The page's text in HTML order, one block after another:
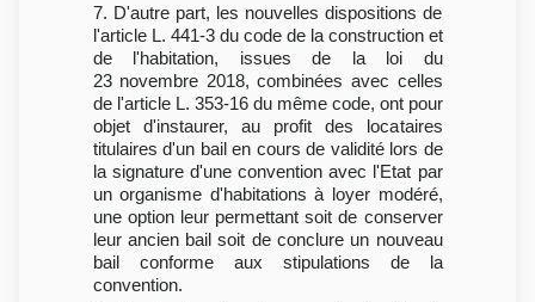
7. D'autre part, les nouvelles dispositions de
l'article L. 441-3 du code de la construction et
de l'habitation, issues de la loi du
23 novembre 2018, combinées avec celles
de l'article L. 353-16 du même code, ont pour
objet d'instaurer, au profit des locataires
titulaires d'un bail en cours de validité lors de
la signature d'une convention avec l'Etat par
un organisme d'habitations à loyer modéré,
une option leur permettant soit de conserver
leur ancien bail soit de conclure un nouveau
bail conforme aux stipulations de la
convention.